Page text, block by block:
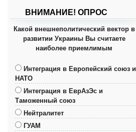
ВНИМАНИЕ! ОПРОС
Какой внешнеполитический вектор в
развитии Украины Вы считаете
наиболее приемлимым
Интеграция в Европейский союз и
НАТО
Интеграция в ЕврАзЭс и
Таможенный союз
Нейтралитет
ГУАМ